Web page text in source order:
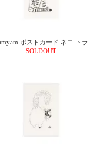
ポストカード ネコ トラ
SOLDOUT